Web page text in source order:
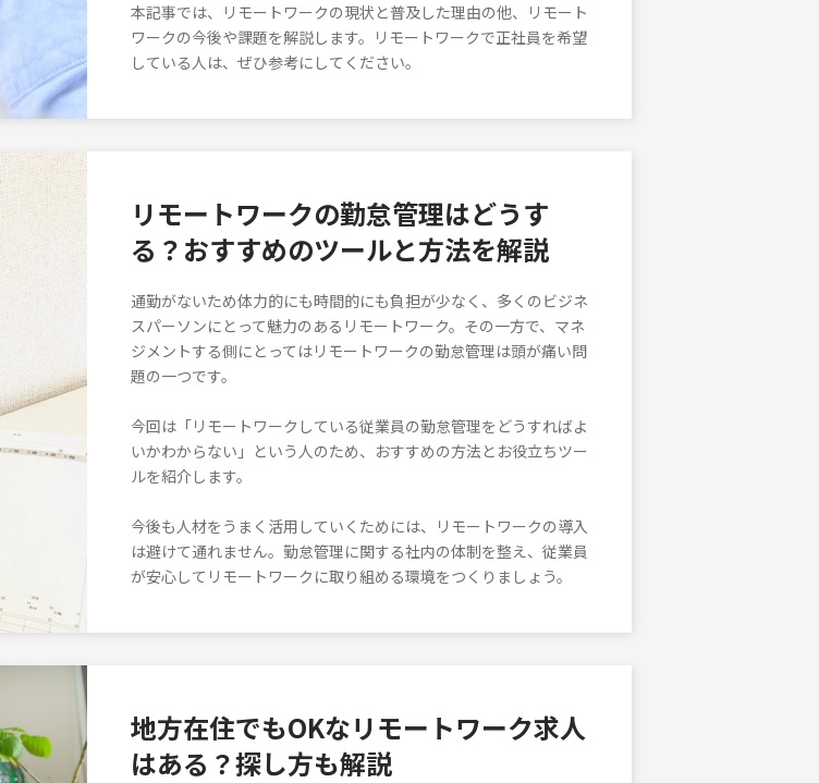
本記事では、リモートワークの現状と普及した理由の他、リモート
ワークの今後や課題を解説します。リモートワークで正社員を希望
している人は、ぜひ参考にしてください。
リモートワークの勤怠管理はどうす
る？おすすめのツールと方法を解説
通勤がないため体力的にも時間的にも負担が少なく、多くのビジネ
スパーソンにとって魅力のあるリモートワーク。その一方で、マネ
ジメントする側にとってはリモートワークの勤怠管理は頭が痛い問
題の一つです。
今回は「リモートワークしている従業員の勤怠管理をどうすればよ
いかわからない」という人のため、おすすめの方法とお役立ちツー
ルを紹介します。
今後も人材をうまく活用していくためには、リモートワークの導入
は避けて通れません。勤怠管理に関する社内の体制を整え、従業員
が安心してリモートワークに取り組める環境をつくりましょう。
地方在住でもOKなリモートワーク求人
はある？探し方も解説